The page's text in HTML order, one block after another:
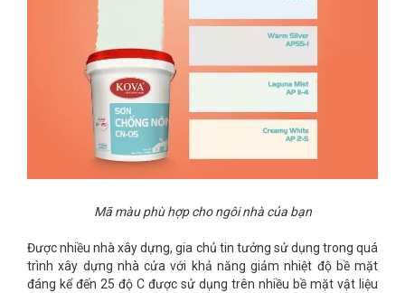
Mã màu phù hợp cho ngôi nhà của bạn
Được nhiều nhà xây dựng, gia chủ tin tưởng sử dụng trong quá
trình xây dựng nhà cửa với khả năng giảm nhiệt độ bề mặt
đáng kể đến 25 độ C được sử dụng trên nhiều bề mặt vật liệu